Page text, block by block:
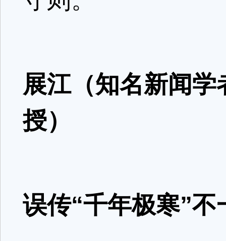
展江（知名新闻学
授）
误传“千年极寒”不